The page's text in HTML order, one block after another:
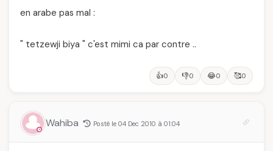
en arabe pas mal :
" tetzewji biya " c'est mimi ca par contre ..
👍0 👎0 😂0 🥰0
Wahiba Posté le 04 Dec 2010 à 01:04